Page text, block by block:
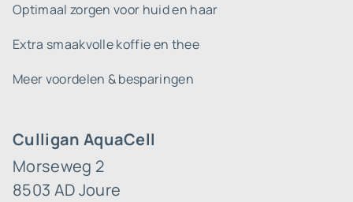
Culligan AquaCell
Morseweg 2
8503 AD Joure
Optimaal zorgen voor huid en haar
Extra smaakvolle koffie en thee
Meer voordelen & besparingen